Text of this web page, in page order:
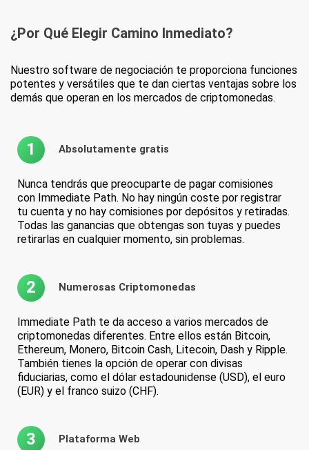
¿Por Qué Elegir Camino Inmediato?
Nuestro software de negociación te proporciona funciones
potentes y versátiles que te dan ciertas ventajas sobre los
demás que operan en los mercados de criptomonedas.
1 Absolutamente gratis
Nunca tendrás que preocuparte de pagar comisiones
con Immediate Path. No hay ningún coste por registrar
tu cuenta y no hay comisiones por depósitos y retiradas.
Todas las ganancias que obtengas son tuyas y puedes
retirarlas en cualquier momento, sin problemas.
2 Numerosas Criptomonedas
Immediate Path te da acceso a varios mercados de
criptomonedas diferentes. Entre ellos están Bitcoin,
Ethereum, Monero, Bitcoin Cash, Litecoin, Dash y Ripple.
También tienes la opción de operar con divisas
fiduciarias, como el dólar estadounidense (USD), el euro
(EUR) y el franco suizo (CHF).
3 Plataforma Web